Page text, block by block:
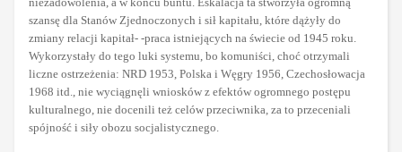
szansę dla Stanów Zjednoczonych i sił kapitału, które dążyły do
zmiany relacji kapitał- -praca istniejących na świecie od 1945 roku.
Wykorzystały do tego luki systemu, bo komuniści, choć otrzymali
liczne ostrzeżenia: NRD 1953, Polska i Węgry 1956, Czechosłowacja
1968 itd., nie wyciągnęli wniosków z efektów ogromnego postępu
kulturalnego, nie docenili też celów przeciwnika, za to przeceniali
spójność i siły obozu socjalistycznego.